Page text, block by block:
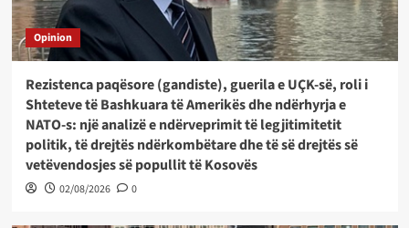
Opinion
Rezistenca paqësore (gandiste), guerila e UÇK-së, roli i
Shteteve të Bashkuara të Amerikës dhe ndërhyrja e
NATO-s: një analizë e ndërveprimit të legjitimitetit
politik, të drejtës ndërkombëtare dhe të së drejtës së
vetëvendosjes së popullit të Kosovës
02/08/2026 0